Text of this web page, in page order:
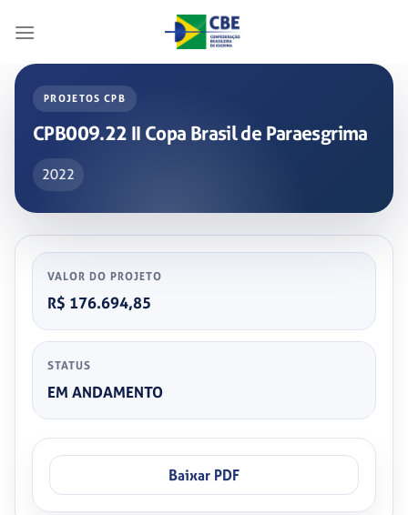
PROJETOS CPB
CPB009.22 II Copa Brasil de Paraesgrima
2022
VALOR DO PROJETO
R$ 176.694,85
STATUS
EM ANDAMENTO
Baixar PDF